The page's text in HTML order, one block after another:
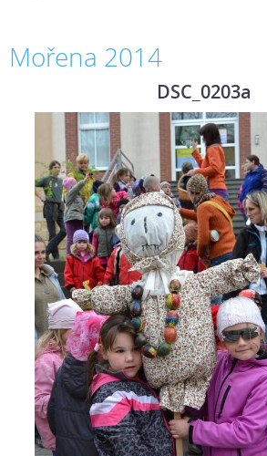
Mořena 2014
DSC_0203a